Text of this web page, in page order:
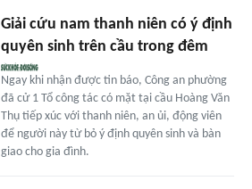
Giải cứu nam thanh niên có ý định
quyên sinh trên cầu trong đêm
Ngay khi nhận được tin báo, Công an phường
đã cử 1 Tổ công tác có mặt tại cầu Hoàng Văn
Thụ tiếp xúc với thanh niên, an ủi, động viên
để người này từ bỏ ý định quyên sinh và bàn
giao cho gia đình.